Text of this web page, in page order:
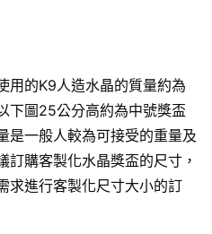
用的K9人造水晶的質量約為
下圖25公分高約為中號獎盃
是一般人較為可接受的重量及
訂購客製化水晶獎盃的尺寸，
求進行客製化尺寸大小的訂